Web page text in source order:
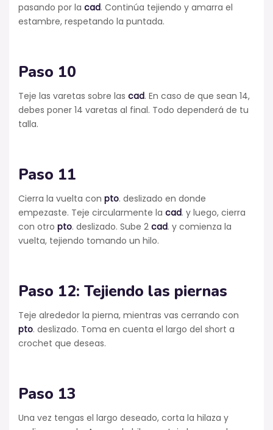
pasando por la cad. Continúa tejiendo y amarra el
estambre, respetando la puntada.
Paso 10
Teje las varetas sobre las cad. En caso de que sean 14,
debes poner 14 varetas al final. Todo dependerá de tu
talla.
Paso 11
Cierra la vuelta con pto. deslizado en donde
empezaste. Teje circularmente la cad. y luego, cierra
con otro pto. deslizado. Sube 2 cad. y comienza la
vuelta, tejiendo tomando un hilo.
Paso 12: Tejiendo las piernas
Teje alrededor la pierna, mientras vas cerrando con
pto. deslizado. Toma en cuenta el largo del short a
crochet que deseas.
Paso 13
Una vez tengas el largo deseado, corta la hilaza y